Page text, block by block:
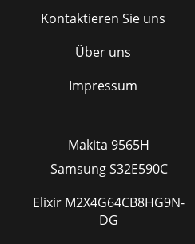
Kontaktieren Sie uns
Über uns
Impressum
Makita 9565H
Samsung S32E590C
Elixir M2X4G64CB8HG9N-
DG